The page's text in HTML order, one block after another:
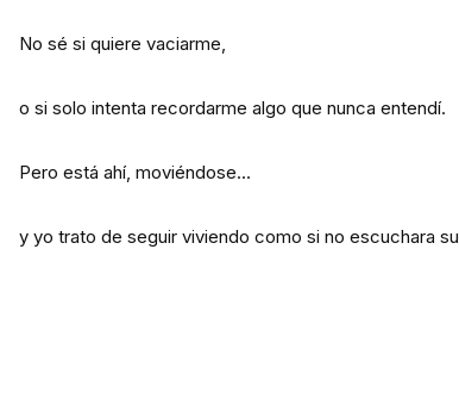
No sé si quiere vaciarme,
o si solo intenta recordarme algo que nunca entendí.
Pero está ahí, moviéndose…
y yo trato de seguir viviendo como si no escuchara su